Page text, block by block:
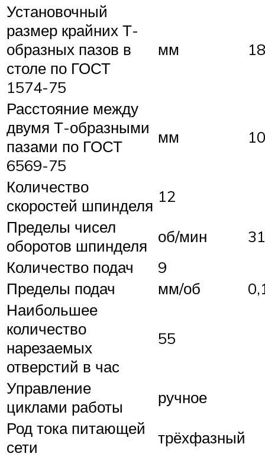
Установочный
размер крайних Т-
образных пазов в
столе по ГОСТ
1574-75
мм
Расстояние между
двумя Т-образными
пазами по ГОСТ
6569-75
мм
Количество
скоростей шпинделя 12
Пределы чисел
оборотов шпинделя
об/мин
Количество подач
9
Пределы подач
мм/об
Наибольшее
количество
нарезаемых
отверстий в час
55
Управление
циклами работы
ручное
Род тока питающей
сети
трёхфазный